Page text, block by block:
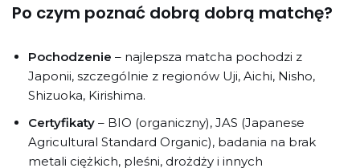
Po czym poznać dobrą dobrą matchę?
Pochodzenie – najlepsza matcha pochodzi z
Japonii, szczególnie z regionów Uji, Aichi, Nisho,
Shizuoka, Kirishima.
Certyfikaty – BIO (organiczny), JAS (Japanese
Agricultural Standard Organic), badania na brak
metali ciężkich, pleśni, drożdży i innych